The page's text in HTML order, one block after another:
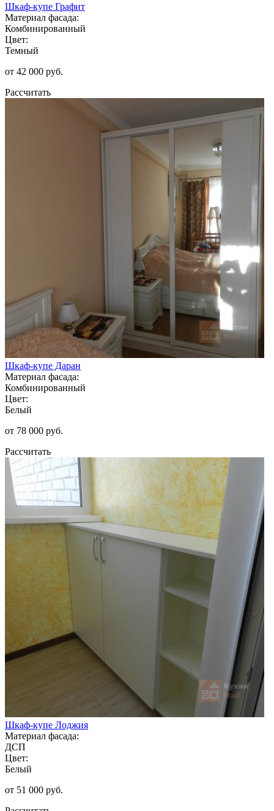
Шкаф-купе Графит
Материал фасада:
Комбинированный
Цвет:
Темный
от 42 000 руб.
Рассчитать
Шкаф-купе Даран
Материал фасада:
Комбинированный
Цвет:
Белый
от 78 000 руб.
Рассчитать
Шкаф-купе Лоджия
Материал фасада:
ДСП
Цвет:
Белый
от 51 000 руб.